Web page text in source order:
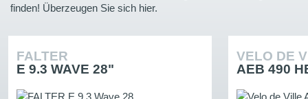
finden! Überzeugen Sie sich hier.
FALTER
E 9.3 WAVE 28"
VELO DE
AEB 490